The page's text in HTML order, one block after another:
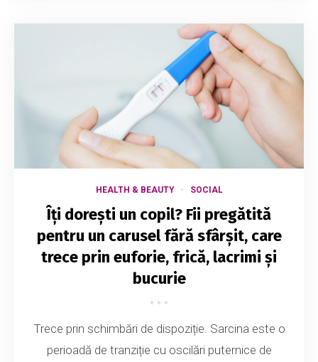
HEALTH & BEAUTY SOCIAL
Îți dorești un copil? Fii pregătită
pentru un carusel fără sfârșit, care
trece prin euforie, frică, lacrimi și
bucurie
Trece prin schimbări de dispoziție. Sarcina este o
perioadă de tranziție cu oscilări puternice de